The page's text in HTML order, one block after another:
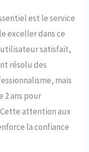
est le service
exceller dans ce
utilisateur satisfait,
résolu des
mais
2 ans pour
attention aux
la confiance